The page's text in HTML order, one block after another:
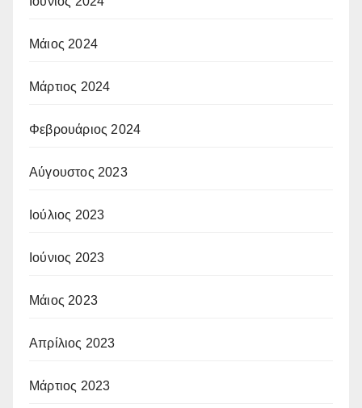
Μάιος 2024
Μάρτιος 2024
Φεβρουάριος 2024
Αύγουστος 2023
Ιούλιος 2023
Ιούνιος 2023
Μάιος 2023
Απρίλιος 2023
Μάρτιος 2023